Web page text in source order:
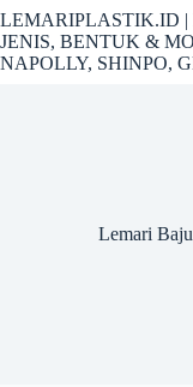
Skip
to
content
LEMARIPLASTIK.ID
JENIS, BENTUK &
NAPOLLY, SHINPO,
Lemari